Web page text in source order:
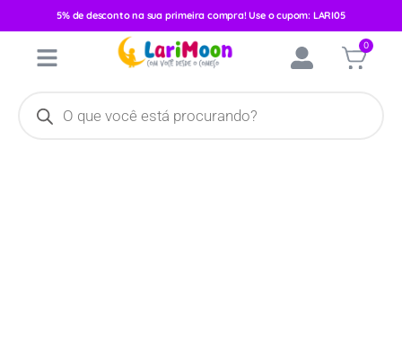
5% de desconto na sua primeira compra! Use o cupom: LARI05
0
Acessórios/ Brinquedos e Pelúcias
Chocalhos e
Mordedores
/ Mordedor Pimpolho 4m+ Azul/Dino 94242